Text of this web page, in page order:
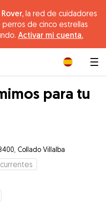
la red de cuidadores
de cinco estrellas
Activar mi cuenta.
para tu
Collado Villalba